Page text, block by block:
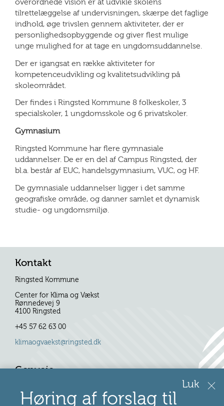
overordnede vision er at udvikle skolens
tilrettelæggelse af undervisningen, skærpe det faglige
indhold, øge trivslen gennem aktiviteter, der er
personlighedsopbyggende og giver flest mulige
unge mulighed for at tage en ungdomsuddannelse.
Der er igangsat en række aktiviteter for
kompetenceudvikling og kvalitetsudvikling på
skoleområdet.
Der findes i Ringsted Kommune 8 folkeskoler, 3
specialskoler, 1 ungdomsskole og 6 privatskoler.
Gymnasium
Ringsted Kommune har flere gymnasiale
uddannelser. De er en del af Campus Ringsted, der
bl.a. består af EUC, handelsgymnasium, VUC, og HF.
De gymnasiale uddannelser ligger i det samme
geografiske område, og danner samlet et dynamisk
studie- og ungdomsmiljø.
Luk
Høring af forslag til
Kontakt
Ringsted Kommune
Center for Klima og Vækst
Rønnedevej 9
4100 Ringsted
+45 57 62 63 00
klimaogvaekst@ringsted.dk
Genveje
Se pdf-version